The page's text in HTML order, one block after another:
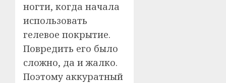
ногти, когда начала
использовать
гелевое покрытие.
Повредить его было
сложно, да и жалко.
Поэтому аккуратный